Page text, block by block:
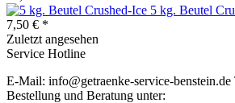
5 kg. Beutel
7,50 € *
Zuletzt angesehen
Service Hotline
E-Mail: info@getraenke-service-benstein.de
Bestellung und Beratung unter: